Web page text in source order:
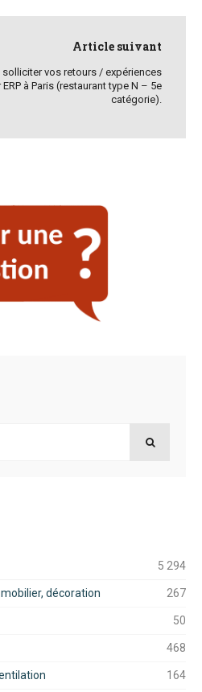
Article suivant
vos retours / expériences
à Paris (restaurant type N – 5e
catégorie).
5 294
décoration 267
50
468
164